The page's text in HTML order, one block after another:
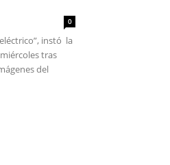
0
instó la
tras
del